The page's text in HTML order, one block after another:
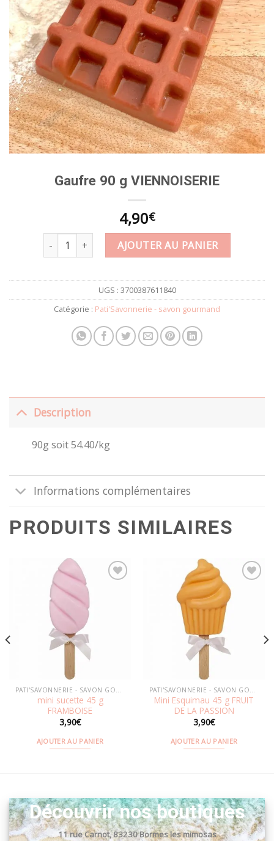
Gaufre 90 g VIENNOISERIE
4,90€
quantité de Gaufre 90 g VIENNOISERIE
AJOUTER AU PANIER
UGS : 3700387611840
Catégorie : Pati'Savonnerie - savon gourmand
Description
90g soit 54.40/kg
Informations complémentaires
PRODUITS SIMILAIRES
mini sucette 45 g
FRAMBOISE
3,90€
AJOUTER AU PANIER
Mini Esquimau 45 g FRUIT
DE LA PASSION
3,90€
AJOUTER AU PANIER
Découvrir nos boutiques
11 rue Carnot, 83230 Bormes les mimosas